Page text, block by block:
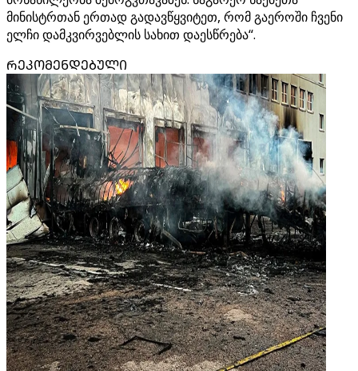
მინისტრთან ერთად გადავწყვიტეთ, რომ გაეროში ჩვენი
ელჩი დამკვირვებლის სახით დაესწრება“.
ᲠᲔᲙᲝᲛᲔᲜᲓᲔᲑᲣᲚᲘ